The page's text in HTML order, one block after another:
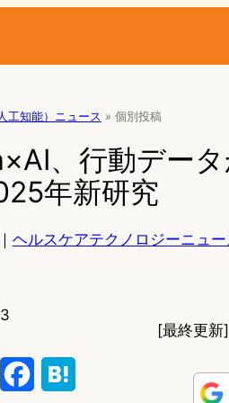
工知能）ニュース » 個別投稿
、行動デー
年新研究
｜ ヘルスケアテクノロジーニュー
[最終更新]